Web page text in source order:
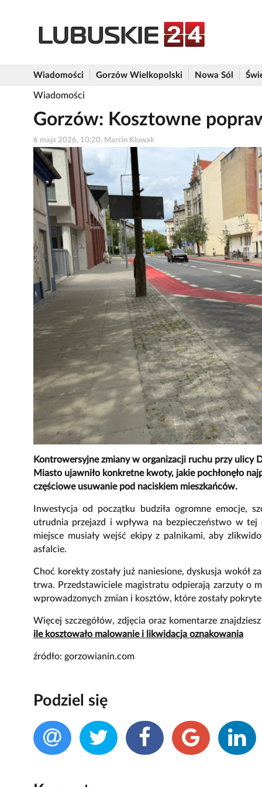
Wiadomości Gorzów Wielkopolski Nowa Sól
Wiadomości
Gorzów: Kosztowne
6 maja 2026, 10:20, Marcin Kluwak
Kontrowersyjne zmiany w organizacji ruchu przy ulicy
Miasto ujawniło konkretne kwoty, jakie pochłonęło
częściowe usuwanie pod naciskiem mieszkańców.
Inwestycja od początku budziła ogromne emocje,
utrudnia przejazd i wpływa na bezpieczeństwo w tej
miejsce musiały wejść ekipy z palnikami, aby
asfalcie.
Choć korekty zostały już naniesione, dyskusja wokół
trwa. Przedstawiciele magistratu odpierają zarzuty o
wprowadzonych zmian i kosztów, które zostały
Więcej szczegółów, zdjęcia oraz komentarze
ile kosztowało malowanie i likwidacja oznakowania
źródło: gorzowianin.com
Podziel się